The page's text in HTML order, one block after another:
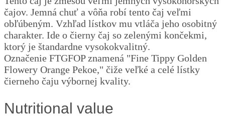
čajov. Jemná chuť a vôňa robí tento čaj veľmi
obľúbeným. Vzhľad lístkov mu vtláča jeho osobitný
charakter. Ide o čierny čaj so zelenými končekmi,
ktorý je štandardne vysokokvalitný.
Označenie FTGFOP znamená "Fine Tippy Golden
Flowery Orange Pekoe," čiže veľké a celé lístky
čierneho čaju výbornej kvality.
Nutritional value